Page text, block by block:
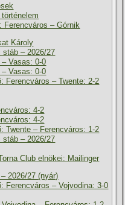
Ferencváros – Górnik
Károly
– 2026/27
Vasas: 0-0
Vasas: 0-0
Ferencváros – Twente: 2-2
4-2
4-2
Twente – Ferencváros: 1-2
– 2026/27
Club elnökei: Mailinger
2026/27 (nyár)
Ferencváros – Vojvodina: 3-0